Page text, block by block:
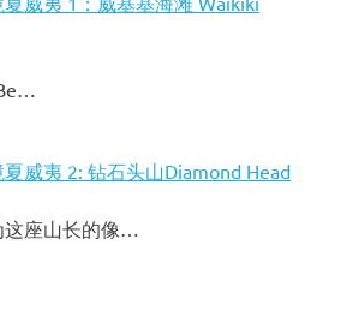
威夷 2: 钻石头山Diamond Head
座山长的像…